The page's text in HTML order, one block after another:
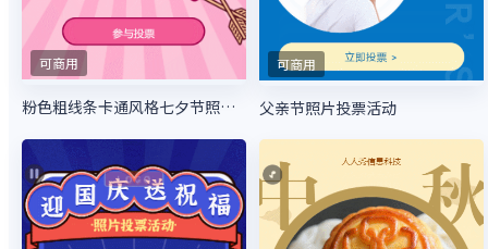
可商用
粉色粗线条卡通风格七夕节照片投票活动
可商用
父亲节照片投票活动